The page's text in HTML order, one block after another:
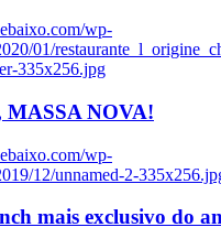
wp-
01/
335x256.jpg
MASSA NOVA!
wp-
12/unnamed-2-
mais exclusivo do